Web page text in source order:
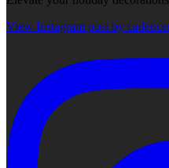
View Instagram post by